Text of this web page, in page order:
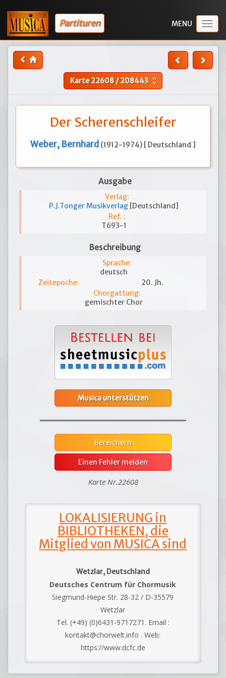
Partituren
Karte22608/208443 unfold_more
Der Scherenschleifer
Weber, Bernhard (1912-1974) [ Deutschland ]
Ausgabe
Verlag:
P.J.Tonger Musikverlag [Deutschland]
Ref. :
T693-1
Beschreibung
Sprache:
deutsch
Zeitepoche:
20. Jh.
Chorgattung:
gemischter Chor
Musica unterstützen
Bereichern
Einen Fehler melden
Karte Nr.22608
LOKALISIERUNG in
BIBLIOTHEKEN, die
Mitglied von MUSICA sind
Wetzlar, Deutschland
Deutsches Centrum für Chormusik
Siegmund-Hiepe Str. 28-32 / D-35579
Wetzlar
Tel. (+49) (0)6431-9717271. Email :
kontakt@chorwelt.info . Web:
https://www.dcfc.de